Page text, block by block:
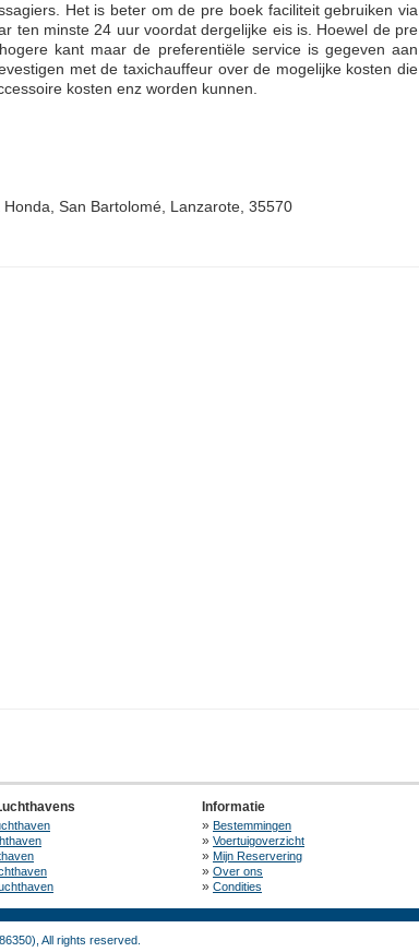
Het is beter om de pre boek faciliteit gebruiken via
ten minste 24 uur voordat dergelijke eis is. Hoewel de pre
kant maar de preferentiële service is gegeven aan
met de taxichauffeur over de mogelijke kosten die
kosten enz worden kunnen.
San Bartolomé, Lanzarote, 35570
Informatie
» Bestemmingen
» Voertuigoverzicht
» Mijn Reservering
» Over ons
» Condities
All rights reserved.